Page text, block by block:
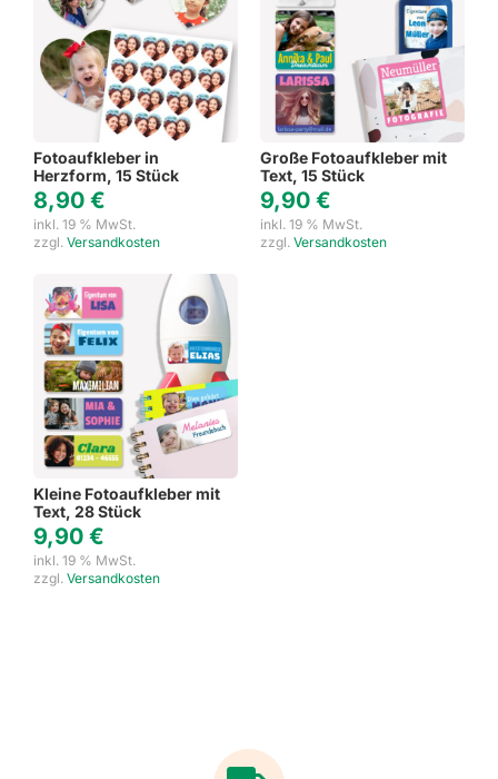
Fotoaufkleber in
Herzform, 15 Stück
8,90 €
inkl. 19 % MwSt.
zzgl. Versandkosten
Große Fotoaufkleber mit
Text, 15 Stück
9,90 €
inkl. 19 % MwSt.
zzgl. Versandkosten
Kleine Fotoaufkleber mit
Text, 28 Stück
9,90 €
inkl. 19 % MwSt.
zzgl. Versandkosten